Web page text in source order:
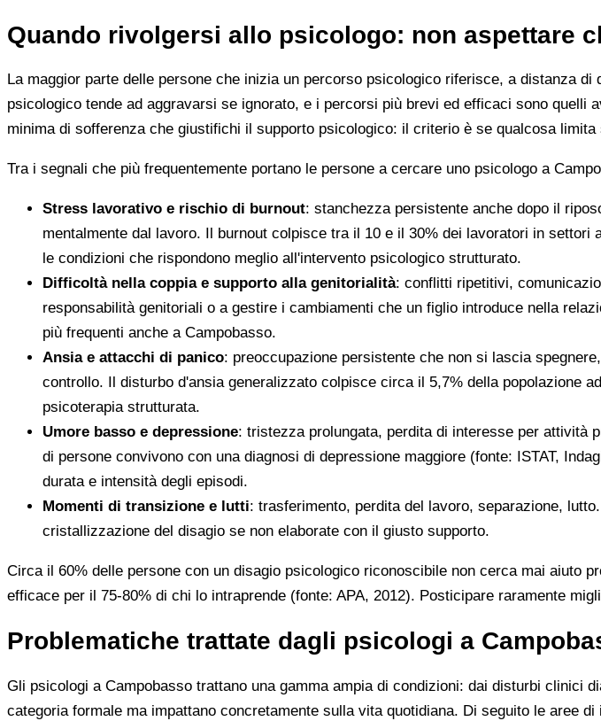
Quando rivolgersi allo psicologo: non aspettare
La maggior parte delle persone che inizia un percorso psicologico riferisce, a distanza
psicologico tende ad aggravarsi se ignorato, e i percorsi più brevi ed efficaci sono
minima di sofferenza che giustifichi il supporto psicologico: il criterio è se qualcosa
Tra i segnali che più frequentemente portano le persone a cercare uno psicologo a
Stress lavorativo e rischio di burnout: stanchezza persistente anche dopo il
mentalmente dal lavoro. Il burnout colpisce tra il 10 e il 30% dei lavoratori in
le condizioni che rispondono meglio all'intervento psicologico strutturato.
Difficoltà nella coppia e supporto alla genitorialità: conflitti ripetitivi,
responsabilità genitoriali o a gestire i cambiamenti che un figlio introduce nella
più frequenti anche a Campobasso.
Ansia e attacchi di panico: preoccupazione persistente che non si lascia
controllo. Il disturbo d'ansia generalizzato colpisce circa il 5,7% della popolazione
psicoterapia strutturata.
Umore basso e depressione: tristezza prolungata, perdita di interesse per attività
di persone convivono con una diagnosi di depressione maggiore (fonte: ISTAT,
durata e intensità degli episodi.
Momenti di transizione e lutti: trasferimento, perdita del lavoro, separazione,
cristallizzazione del disagio se non elaborate con il giusto supporto.
Circa il 60% delle persone con un disagio psicologico riconoscibile non cerca mai aiuto
efficace per il 75-80% di chi lo intraprende (fonte: APA, 2012). Posticipare raramente
Problematiche trattate dagli psicologi a
Gli psicologi a Campobasso trattano una gamma ampia di condizioni: dai disturbi clinici
categoria formale ma impattano concretamente sulla vita quotidiana. Di seguito le aree di